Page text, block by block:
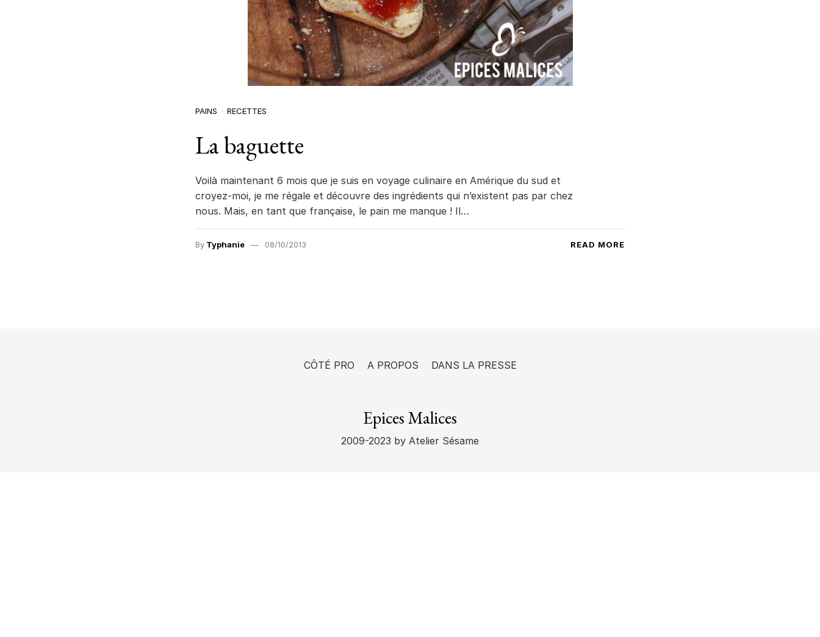
PAINS RECETTES
La baguette
Voilà maintenant 6 mois que je suis en voyage culinaire en Amérique du sud et
croyez-moi, je me régale et découvre des ingrédients qui n’existent pas par chez
nous. Mais, en tant que française, le pain me manque ! Il…
By Typhanie 08/10/2013 READ MORE
CÔTÉ PRO A PROPOS DANS LA PRESSE
Epices Malices
2009-2023 by Atelier Sésame